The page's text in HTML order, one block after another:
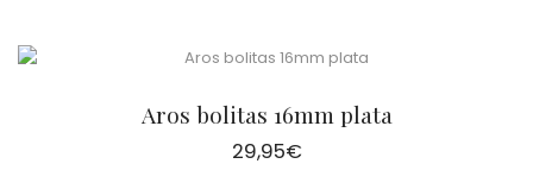
Aros bolitas 16mm plata
29,95€